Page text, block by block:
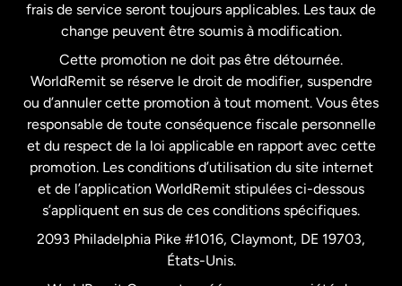
États-Unis Español
France
Malaisie
Nouvelle-Zélande
Pays-Bas
frais de service seront toujours applicables. Les taux de
change peuvent être soumis à modification.
Cette promotion ne doit pas être détournée.
WorldRemit se réserve le droit de modifier, suspendre
ou d’annuler cette promotion à tout moment. Vous êtes
responsable de toute conséquence fiscale personnelle
et du respect de la loi applicable en rapport avec cette
promotion. Les conditions d’utilisation du site internet
et de l’application WorldRemit stipulées ci-dessous
s’appliquent en sus de ces conditions spécifiques.
2093 Philadelphia Pike #1016, Claymont, DE 19703,
États-Unis.